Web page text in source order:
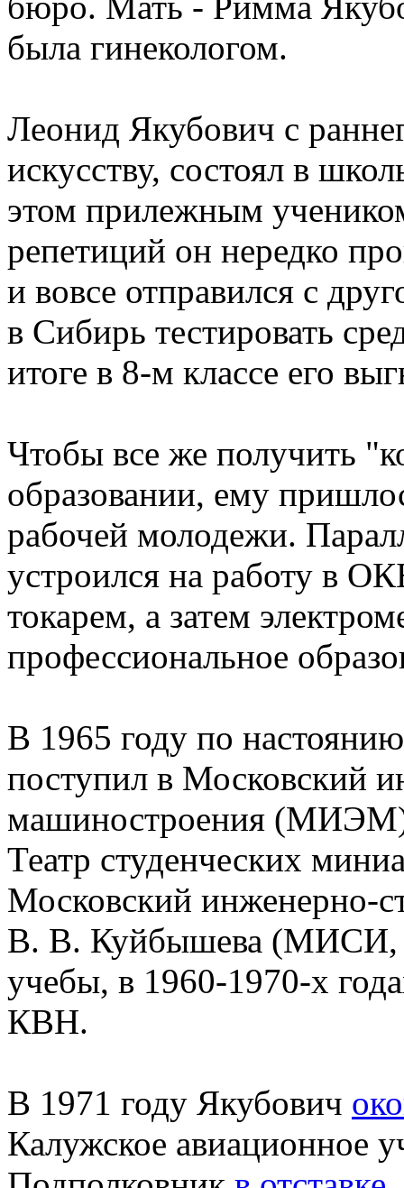
была гинекологом.
Леонид Якубович с
искусству, состоял в
этом прилежным
репетиций он нередко
и вовсе отправился с
в Сибирь тестировать
итоге в 8-м классе его
Чтобы все же получить
образовании, ему
рабочей молодежи.
устроился на работу в
токарем, а затем
профессиональное
В 1965 году по
поступил в Московский
машиностроения (МИЭМ),
Театр студенческих
Московский инженерно-
В. В. Куйбышева
учебы, в 1960-1970-х
КВН.
В 1971 году Якубович
Калужское авиационное